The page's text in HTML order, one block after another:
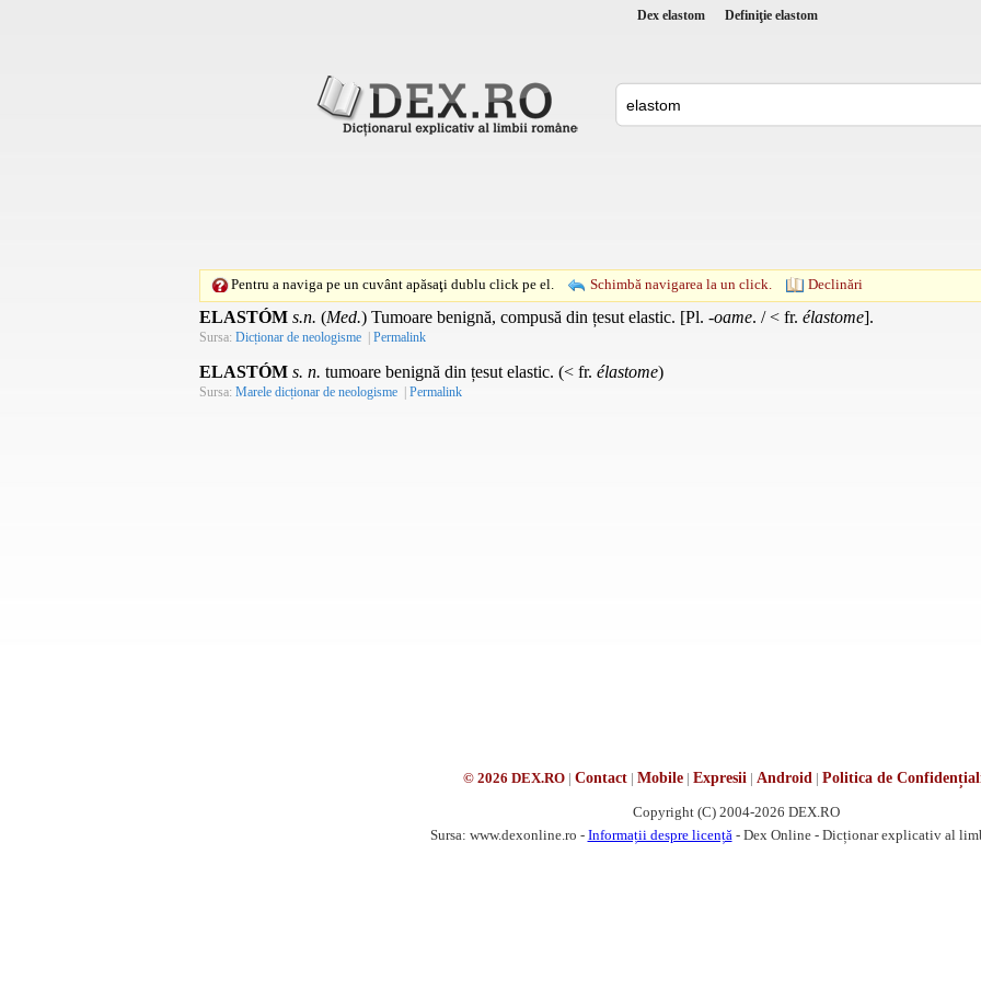
Dex elastom Definiţie elastom
Pentru a naviga pe un cuvânt apăsaţi dublu click pe el. Schimbă navigarea la un click. Declinări
ELASTÓM s.n. (Med.) Tumoare benignă, compusă din țesut elastic. [Pl. -oame. / < fr. élastome].
Sursa: Dicționar de neologisme | Permalink
ELASTÓM s. n. tumoare benignă din țesut elastic. (< fr. élastome)
Sursa: Marele dicționar de neologisme | Permalink
© 2026 DEX.RO| Contact| Mobile| Expresii | Android | Politica de
Copyright (C) 2004-2026 DEX.RO
Sursa: www.dexonline.ro - Informații despre licență - Dex Online - Dicționar explicativ al